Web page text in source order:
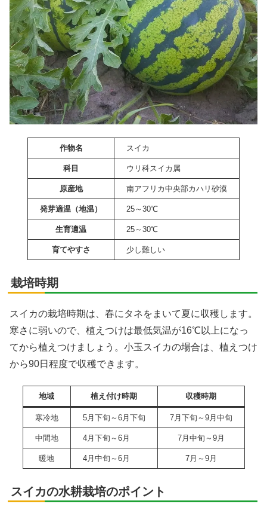
作物名 スイカ
科目 ウリ科スイカ属
原産地 南アフリカ中央部カハリ砂漠
発芽適温 （地温） 25～30℃
生育適温 25～30℃
育てやすさ 少し難しい
栽培時期
スイカの栽培時期は、春にタネをまいて夏に収穫します。
寒さに弱いので、植えつけは最低気温が16℃以上になっ
てから植えつけましょう。小玉スイカの場合は、植えつけ
から90日程度で収穫できます。
地域 植え付け時期 収穫時期
寒冷地 5月下旬～6月下旬 7月下旬～9月中旬
中間地 4月下旬～6月 7月中旬～9月
暖地 4月中旬～6月 7月～9月
スイカの水耕栽培のポイント